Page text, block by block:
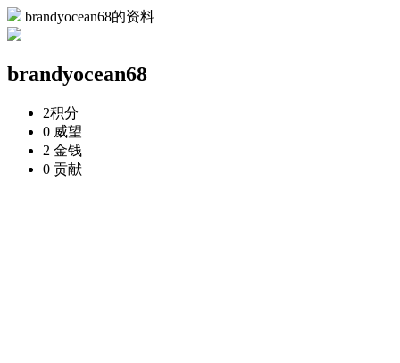
brandyocean68的资料
brandyocean68
2积分
0 威望
2 金钱
0 贡献